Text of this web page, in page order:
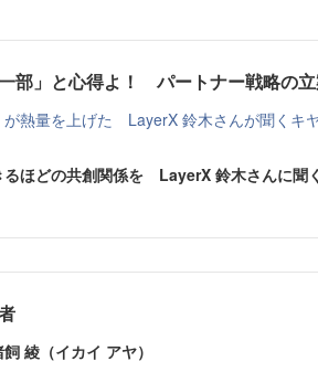
一部」と心得よ！ パートナー戦略の
が熱量を上げた LayerX 鈴木さんが聞くキ
るほどの共創関係を LayerX 鈴木さんに聞
綾（イカイ アヤ）